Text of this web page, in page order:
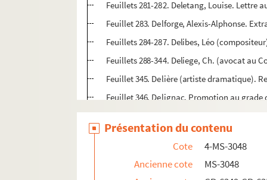
Feuillets 281-282. Deletang, Louise. Lettre
Feuillet 283. Delforge, Alexis-Alphonse.
Feuillets 284-287. Delibes, Léo
Feuillets 288-344. Deliege, Ch. (avocat au
Feuillet 345. Delière (artiste dramatique).
Feuillet 346. Delignac. Promotion au
Feuillet 347. Deligny, Gustave. Laissez-
Feuillet 348. Delile, Henri. Extrait d'acte de
Feuillet 349. Delille, Jacques (poète).
Feuillets 350-352. Delille, Louise-
Présentation du contenu
Cote
4-MS-3048
Ancienne cote
MS-3048